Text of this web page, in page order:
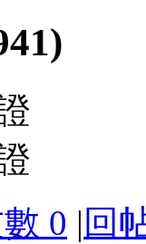
0 | 回